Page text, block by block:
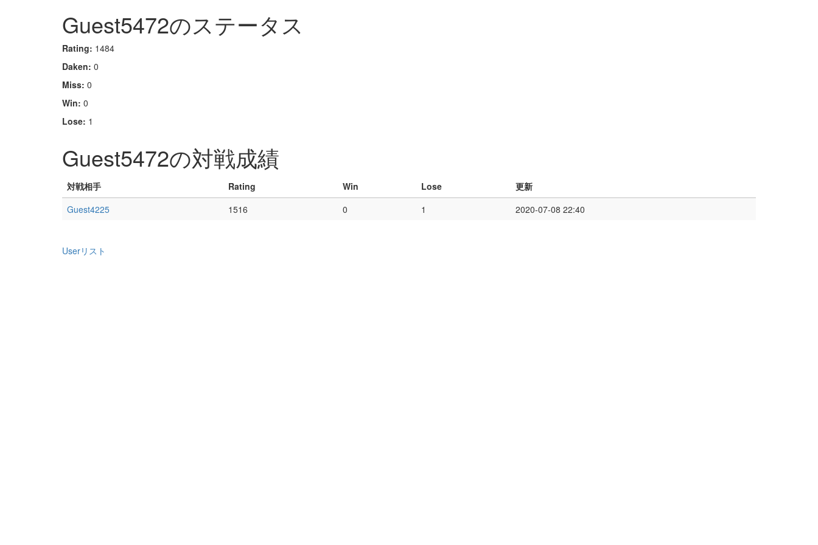
Guest5472のステータス
Rating: 1484
Daken: 0
Miss: 0
Win: 0
Lose: 1
Guest5472の対戦成績
対戦相手 Rating Win Lose
更新
Guest4225
1516 0 1 2020-07-08 22:40
Userリスト